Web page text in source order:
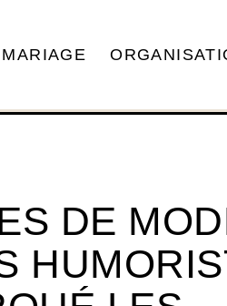
MARIAGE
DE